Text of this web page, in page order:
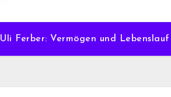
Uli Ferber: Vermögen und Lebenslauf